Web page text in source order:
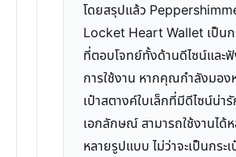
โดยสรุปแล้ว
Locket Heart Wallet เป็นก
ที่ตอบโจทย์ทั้งด้านดีไซน์และ
การใช้งาน หากคุณกำลังมอง
เป๋าสตางค์ใบเล็กที่มีดีไซน์น่า
เอกลักษณ์ สามารถใช้งานได้
หลายรูปแบบ ไม่ว่าจะเป็นกระ